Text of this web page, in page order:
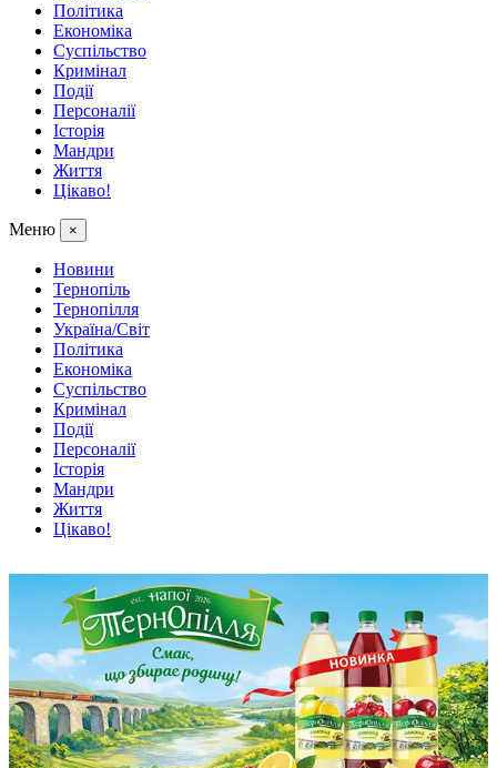
Політика
Економіка
Суспільство
Кримінал
Події
Персоналії
Історія
Мандри
Життя
Цікаво!
Меню ×
Новини
Тернопіль
Тернопілля
Україна/Світ
Політика
Економіка
Суспільство
Кримінал
Події
Персоналії
Історія
Мандри
Життя
Цікаво!